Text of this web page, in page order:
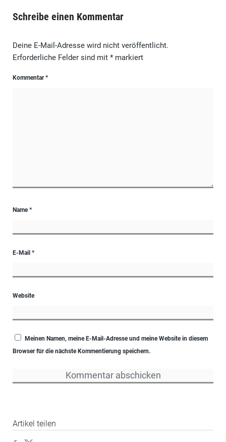
Schreibe einen Kommentar
Deine E-Mail-Adresse wird nicht veröffentlicht.
Erforderliche Felder sind mit *markiert
Kommentar*
Name*
E-Mail *
Website
Meinen Namen, meine E-Mail-Adresse und meine Website in diesem
Browser für die nächste Kommentierung speichern.
Artikel teilen